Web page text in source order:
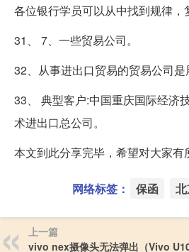
各位银行学员可以从中找到规律，
31、 7、一些贸易公司。
32、从事进出口贸易的贸易公司是
33、 典型客户:中国重庆国际经济
术进出口总公司。
本文到此分享完毕，希望对大家有
网络标签： 保函
上一篇
vivo nex摄像头无法弹出（Vivo